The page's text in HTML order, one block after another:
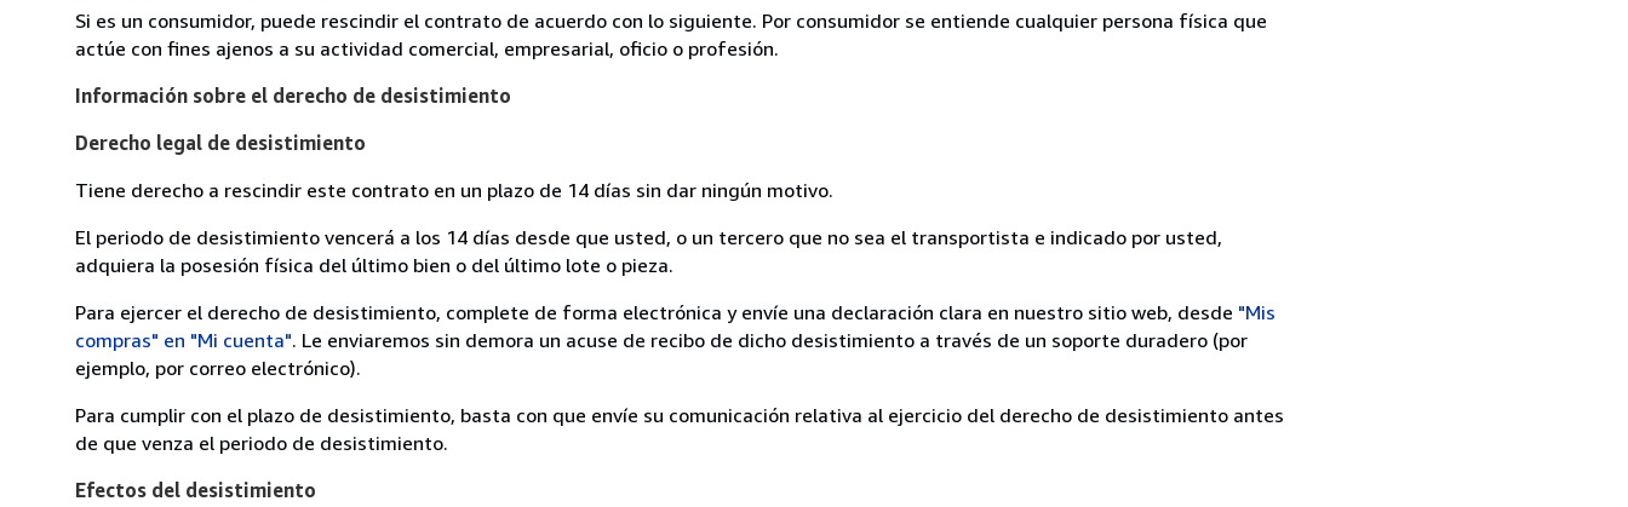
Si es un consumidor, puede rescindir el contrato de acuerdo con lo siguiente. Por consumidor se entiende cualquier persona física que
actúe con fines ajenos a su actividad comercial, empresarial, oficio o profesión.
Información sobre el derecho de desistimiento
Derecho legal de desistimiento
Tiene derecho a rescindir este contrato en un plazo de 14 días sin dar ningún motivo.
El periodo de desistimiento vencerá a los 14 días desde que usted, o un tercero que no sea el transportista e indicado por usted,
adquiera la posesión física del último bien o del último lote o pieza.
Para ejercer el derecho de desistimiento, complete de forma electrónica y envíe una declaración clara en nuestro sitio web, desde "Mis
compras" en "Mi cuenta". Le enviaremos sin demora un acuse de recibo de dicho desistimiento a través de un soporte duradero (por
ejemplo, por correo electrónico).
Para cumplir con el plazo de desistimiento, basta con que envíe su comunicación relativa al ejercicio del derecho de desistimiento antes
de que venza el periodo de desistimiento.
Efectos del desistimiento